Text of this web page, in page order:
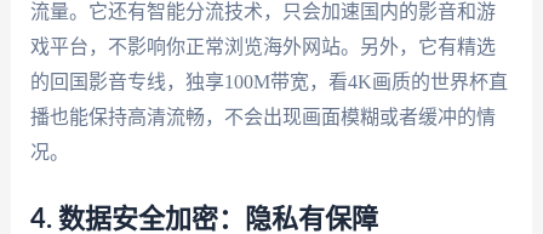
流量。它还有智能分流技术，只会加速国内的影音和游
戏平台，不影响你正常浏览海外网站。另外，它有精选
的回国影音专线，独享100M带宽，看4K画质的世界杯直
播也能保持高清流畅，不会出现画面模糊或者缓冲的情
况。
4. 数据安全加密：隐私有保障